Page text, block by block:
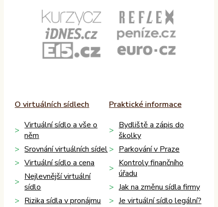
O virtuálních sídlech
Virtuální sídlo a vše o
něm
Srovnání virtuálních sídel
Virtuální sídlo a cena
Nejlevnější virtuální
sídlo
Rizika sídla v pronájmu
Praktické informace
Bydliště a zápis do
školky
Parkování v Praze
Kontroly finančního
úřadu
Jak na změnu sídla firmy
Je virtuální sídlo legální?